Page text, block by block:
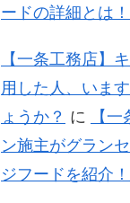
ードの詳細とは！
【一条工務店】
用した人、いま
ょうか？ に
【
ン施主がグラン
ジフードを紹介！